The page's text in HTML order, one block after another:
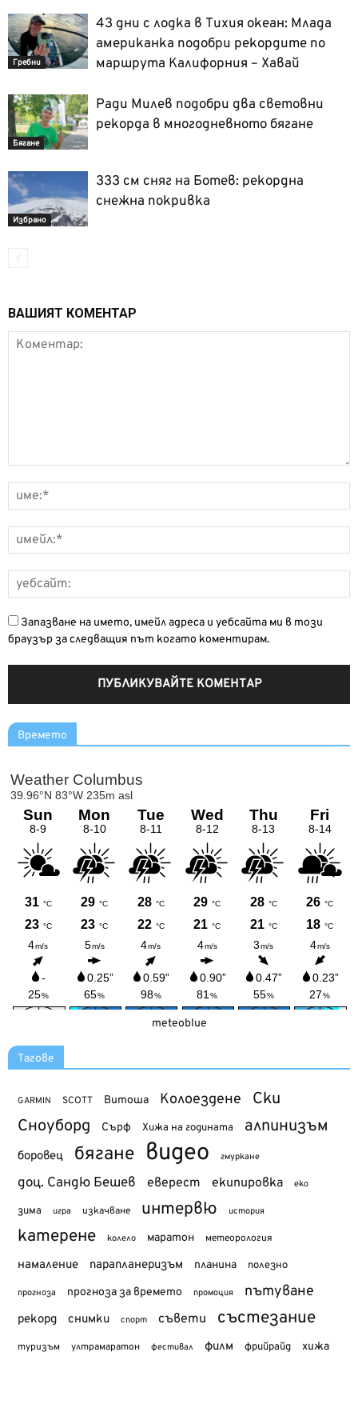
Гребни
43 дни с лодка в Тихия океан: Млада
американка подобри рекордите по
маршрута Калифорния – Хавай
Бягане
Ради Милев подобри два световни
рекорда в многодневното бягане
Избрано
333 см сняг на Ботев: рекордна
снежна покривка
ВАШИЯТ КОМЕНТАР
Запазване на името, имейл адреса и уебсайта ми в този
браузър за следващия път когато коментирам.
Времето
meteoblue
Тагове
GARMIN SCOTT Витоша Колоездене Ски
Сноуборд Сърф Хижа на годината алпинизъм
боровец бягане видео гмуркане
доц. Сандю Бешев еверест екипировка еко
зима игра изкачване интервю история
катерене колело маратон метеорология
намаление парапланеризъм планина полезно
прогноза прогноза за времето промоция пътуване
рекорд снимки спорт съвети състезание
туризъм ултрамаратон фестивал филм фрийрайд хижа